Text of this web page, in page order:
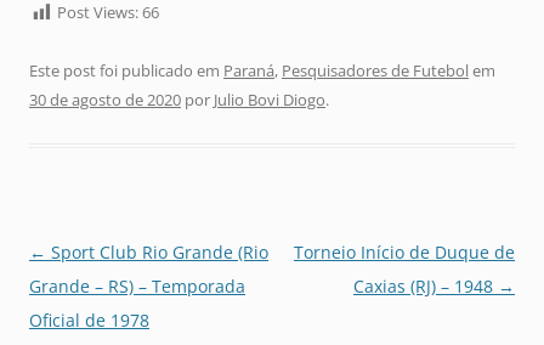
Post Views:66
Este post foi publicado em Paraná, Pesquisadores de Futebolem
30 de agosto de 2020 por Julio Bovi Diogo.
Navegação
de
posts
← Sport Club Rio Grande (Rio
Grande – RS) – Temporada
Oficial de 1978
Torneio Início de Duque de
Caxias (RJ) – 1948 →